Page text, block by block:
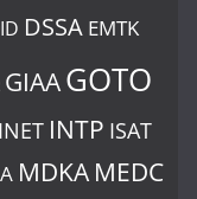
DSSA EMTK
GIAAGOTO
INET INTP ISAT
MDKA MEDC